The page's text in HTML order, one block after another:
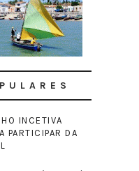
INCETIVA
PARTICIPAR DA